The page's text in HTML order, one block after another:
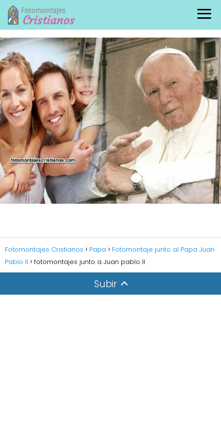
Fotomontajes Cristianos Papa
Fotomontaje junto al Papa Juan
Pablo II
fotomontajes junto a Juan pablo II
Subir